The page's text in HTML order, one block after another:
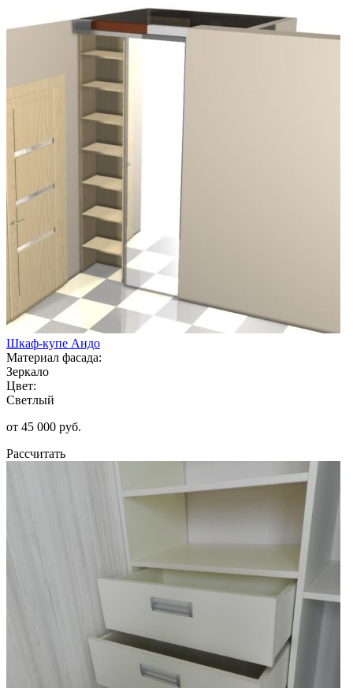
Шкаф-купе Андо
Материал фасада:
Зеркало
Цвет:
Светлый
от 45 000 руб.
Рассчитать